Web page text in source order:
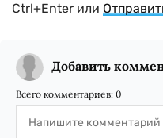
Ctrl+Enter или
Добавить
Всего комментариев: 0